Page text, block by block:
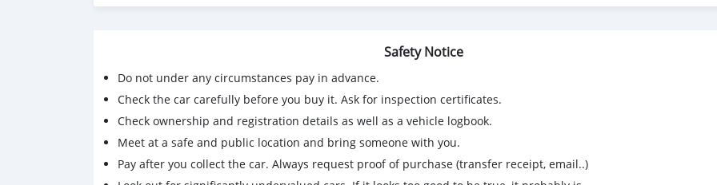
🔥 มีรถให้เลือกมากกว่า 1,000 คัน
รหัสรถ 2T73 ราคา 609,000 บ. ผ่อนเพียง 10,197 บ.
Model. : XPANDER Grade. : 1.5 GT
Engine. : 1500 Type. : เบนซิน
Gearbox. : A/T Color. :ดำ
Mileage. : 69,xxx km.
(ซื้อสด ราคานี้ยังไม่รวมค่าดำเนินการ 10,000 บ.)
Safety Notice
Do not under any circumstances pay in advance.
Check the car carefully before you buy it. Ask for inspection certificates.
Check ownership and registration details as well as a vehicle logbook.
Meet at a safe and public location and bring someone with you.
Pay after you collect the car. Always request proof of purchase (transfer receipt, email..)